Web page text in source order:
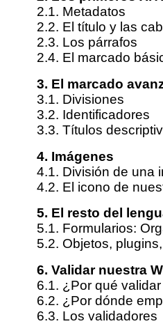
2.1. Metadatos
2.2. El título y las
2.3. Los párrafos
2.4. El marcado
3. El marcado
3.1. Divisiones
3.2. Identificadores
3.3. Títulos
4. Imágenes
4.1. División de una
4.2. El icono de
5. El resto del
5.1. Formularios:
5.2. Objetos,
6. Validar nuestra
6.1. ¿Por qué
6.2. ¿Por dónde
6.3. Los validadores